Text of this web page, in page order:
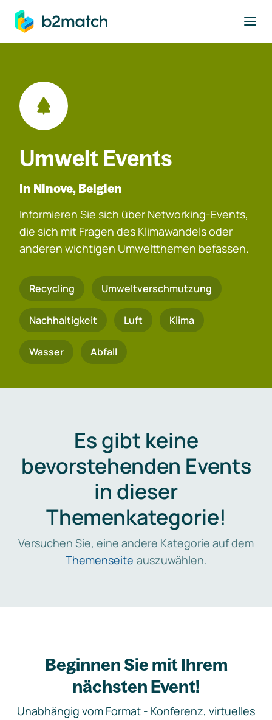
springen
Umwelt Events
In Ninove, Belgien
Informieren Sie sich über Networking-Events,
die sich mit Fragen des Klimawandels oder
anderen wichtigen Umweltthemen befassen.
Recycling Umweltverschmutzung
Nachhaltigkeit Luft Klima
Wasser Abfall
Es gibt keine
bevorstehenden Events
in dieser
Themenkategorie!
Versuchen Sie, eine andere Kategorie auf dem
Themenseite auszuwählen.
Beginnen Sie mit Ihrem
nächsten Event!
Unabhängig vom Format - Konferenz, virtuelles